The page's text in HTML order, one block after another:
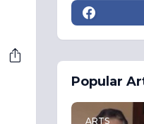
Popular
ARTS